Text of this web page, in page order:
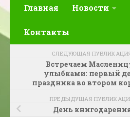
Главная Новости
Контакты
СЛЕДУЮЩАЯ
Встречаем
улыбками: первый
праздника во втором
ПРЕДЫДУЩАЯ
День